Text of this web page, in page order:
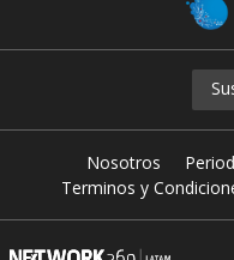
Nosotros
Terminos y